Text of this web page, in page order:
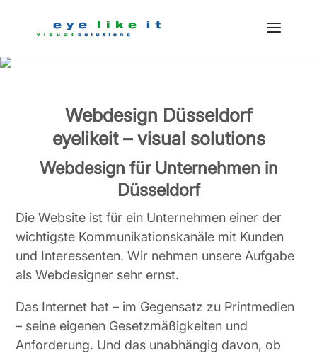
Webdesign Düsseldorf
eyelikeit – visual solutions
Webdesign für Unternehmen in
Düsseldorf
Die Website ist für ein Unternehmen einer der
wichtigste Kommunikationskanäle mit Kunden
und Interessenten. Wir nehmen unsere Aufgabe
als Webdesigner sehr ernst.
Das Internet hat – im Gegensatz zu Printmedien
– seine eigenen Gesetzmäßigkeiten und
Anforderung. Und das unabhängig davon, ob